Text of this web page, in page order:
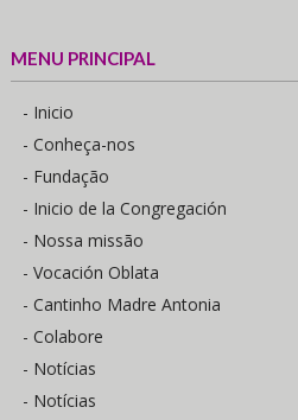
MENU PRINCIPAL
- Inicio
- Conheça-nos
- Fundação
- Inicio de la Congregación
- Nossa missão
- Vocación Oblata
- Cantinho Madre Antonia
- Colabore
- Notícias
- Notícias